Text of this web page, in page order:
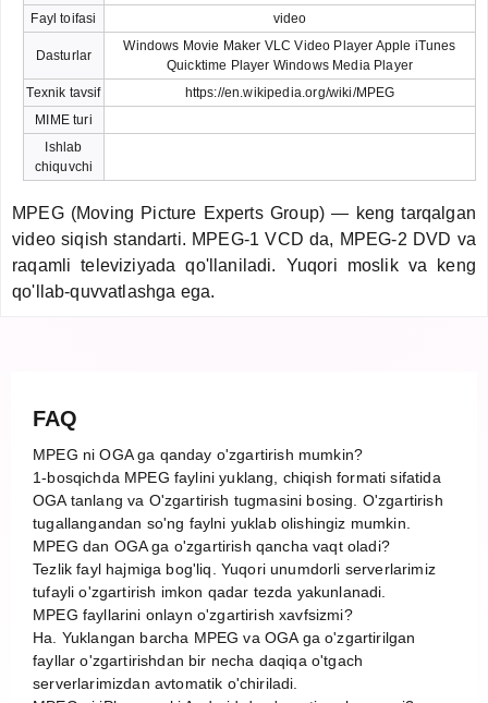
Fayl toifasi video
Dasturlar
Windows Movie Maker VLC Video Player Apple iTunes
Quicktime Player Windows Media Player
Texnik tavsif
https://en.wikipedia.org/wiki/MPEG
MIME turi
Ishlab
chiquvchi
MPEG (Moving Picture Experts Group) — keng tarqalgan
video siqish standarti. MPEG-1 VCD da, MPEG-2 DVD va
raqamli televiziyada qo'llaniladi. Yuqori moslik va keng
qo'llab-quvvatlashga ega.
FAQ
MPEG ni OGA ga qanday o'zgartirish mumkin?
1-bosqichda MPEG faylini yuklang, chiqish formati sifatida
OGA tanlang va O'zgartirish tugmasini bosing. O'zgartirish
tugallangandan so'ng faylni yuklab olishingiz mumkin.
MPEG dan OGA ga o'zgartirish qancha vaqt oladi?
Tezlik fayl hajmiga bog'liq. Yuqori unumdorli serverlarimiz
tufayli o'zgartirish imkon qadar tezda yakunlanadi.
MPEG fayllarini onlayn o'zgartirish xavfsizmi?
Ha. Yuklangan barcha MPEG va OGA ga o'zgartirilgan
fayllar o'zgartirishdan bir necha daqiqa o'tgach
serverlarimizdan avtomatik o'chiriladi.